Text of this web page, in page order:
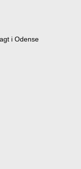
i Odense